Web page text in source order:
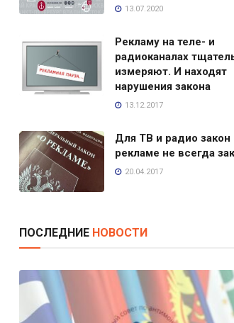
13.07.2020
Рекламу на теле- и
радиоканалах
измеряют. И находят
нарушения закона
13.12.2017
Для ТВ и радио закон
рекламе не всегда
20.04.2017
ПОСЛЕДНИЕ НОВОСТИ